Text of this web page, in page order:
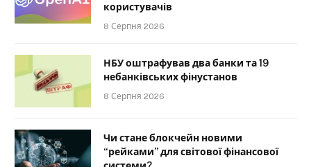
користувачів
8 Серпня 2026
НБУ оштрафував два банки та 19
небанківських фінустанов
8 Серпня 2026
Чи стане блокчейн новими
“рейками” для світової фінансової